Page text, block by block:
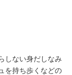
しない身だしなみ
を持ち歩くなどの